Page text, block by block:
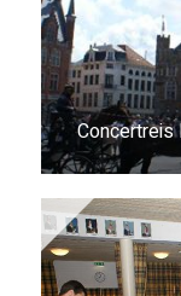
Concertreis